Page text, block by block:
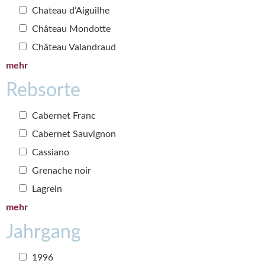
Chateau d’Aiguilhe
Château Mondotte
Château Valandraud
mehr
Rebsorte
Cabernet Franc
Cabernet Sauvignon
Cassiano
Grenache noir
Lagrein
mehr
Jahrgang
1996